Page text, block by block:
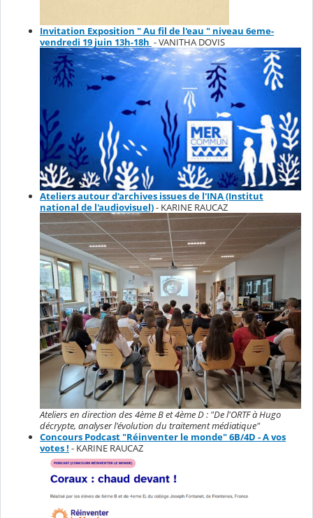
Invitation Exposition " Au fil de l'eau " niveau 6eme-
vendredi 19 juin 13h-18h - VANITHA DOVIS
Ateliers autour d'archives issues de l'INA (Institut
national de l'audiovisuel)- KARINE RAUCAZ
Ateliers en direction des 4ème B et 4ème D : "De l'ORTF à Hugo
décrypte, analyser l'évolution du traitement médiatique"
Concours Podcast "Réinventer le monde" 6B/4D - A vos
votes ! - KARINE RAUCAZ